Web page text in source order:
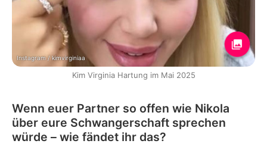
Instagram / kimvirginiaa
Kim Virginia Hartung im Mai 2025
Wenn euer Partner so offen wie Nikola
über eure Schwangerschaft sprechen
würde – wie fändet ihr das?